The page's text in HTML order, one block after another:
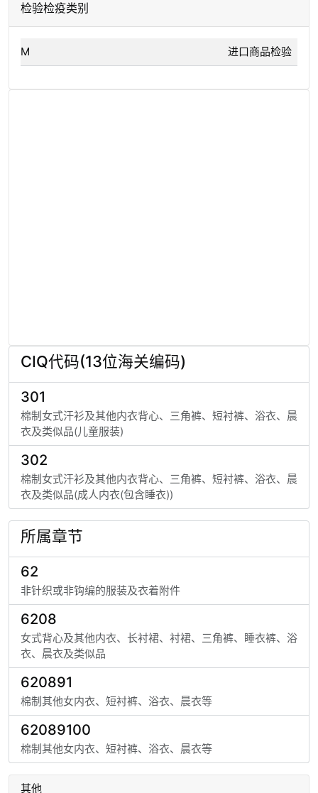
检验检疫类别
M 进口商品检验
CIQ代码(13位海关编码)
301
棉制女式汗衫及其他内衣背心、三角裤、短衬裤、浴衣、晨
衣及类似品(儿童服装)
302
棉制女式汗衫及其他内衣背心、三角裤、短衬裤、浴衣、晨
衣及类似品(成人内衣(包含睡衣))
所属章节
62
非针织或非钩编的服装及衣着附件
6208
女式背心及其他内衣、长衬裙、衬裙、三角裤、睡衣裤、浴
衣、晨衣及类似品
620891
棉制其他女内衣、短衬裤、浴衣、晨衣等
62089100
棉制其他女内衣、短衬裤、浴衣、晨衣等
其他